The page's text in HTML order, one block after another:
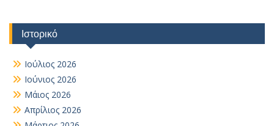
Ιστορικό
Ιούλιος 2026
Ιούνιος 2026
Μάιος 2026
Απρίλιος 2026